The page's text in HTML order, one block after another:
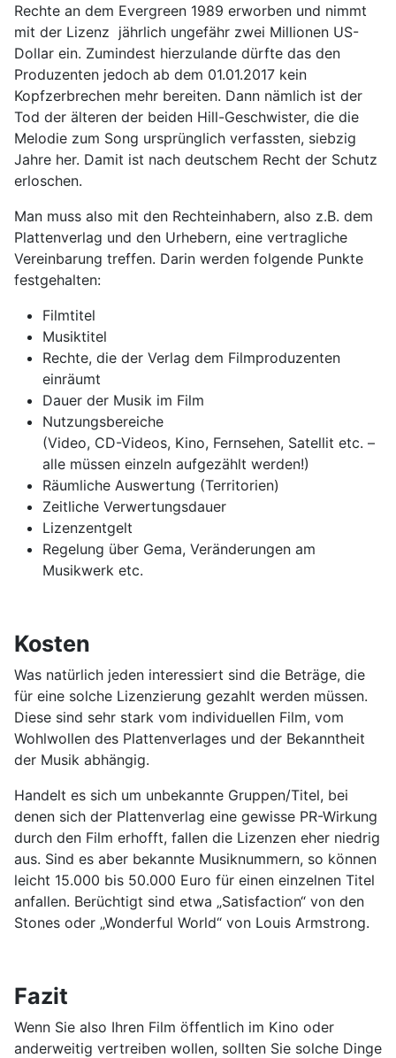
Rechte an dem Evergreen 1989 erworben und nimmt
mit der Lizenz jährlich ungefähr zwei Millionen US-
Dollar ein. Zumindest hierzulande dürfte das den
Produzenten jedoch ab dem 01.01.2017 kein
Kopfzerbrechen mehr bereiten. Dann nämlich ist der
Tod der älteren der beiden Hill-Geschwister, die die
Melodie zum Song ursprünglich verfassten, siebzig
Jahre her. Damit ist nach deutschem Recht der Schutz
erloschen.
Man muss also mit den Rechteinhabern, also z.B. dem
Plattenverlag und den Urhebern, eine vertragliche
Vereinbarung treffen. Darin werden folgende Punkte
festgehalten:
Filmtitel
Musiktitel
Rechte, die der Verlag dem Filmproduzenten
einräumt
Dauer der Musik im Film
Nutzungsbereiche
(Video, CD-Videos, Kino, Fernsehen, Satellit etc. –
alle müssen einzeln aufgezählt werden!)
Räumliche Auswertung (Territorien)
Zeitliche Verwertungsdauer
Lizenzentgelt
Regelung über Gema, Veränderungen am
Musikwerk etc.
Kosten
Was natürlich jeden interessiert sind die Beträge, die
für eine solche Lizenzierung gezahlt werden müssen.
Diese sind sehr stark vom individuellen Film, vom
Wohlwollen des Plattenverlages und der Bekanntheit
der Musik abhängig.
Handelt es sich um unbekannte Gruppen/Titel, bei
denen sich der Plattenverlag eine gewisse PR-Wirkung
durch den Film erhofft, fallen die Lizenzen eher niedrig
aus. Sind es aber bekannte Musiknummern, so können
leicht 15.000 bis 50.000 Euro für einen einzelnen Titel
anfallen. Berüchtigt sind etwa „Satisfaction“ von den
Stones oder „Wonderful World“ von Louis Armstrong.
Fazit
Wenn Sie also Ihren Film öffentlich im Kino oder
anderweitig vertreiben wollen, sollten Sie solche Dinge